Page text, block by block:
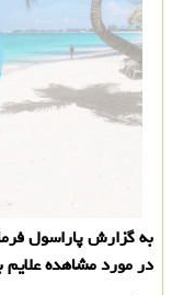
به گزارش پاراسول
در مورد مشاهده علایم